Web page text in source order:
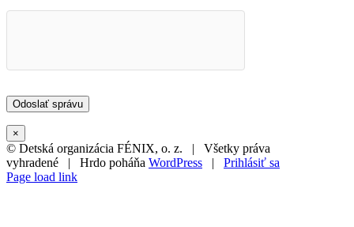
×
© Detská organizácia FÉNIX, o. z. | Všetky práva
vyhradené | Hrdo poháňa WordPress
Prihlásiť sa
Page load link